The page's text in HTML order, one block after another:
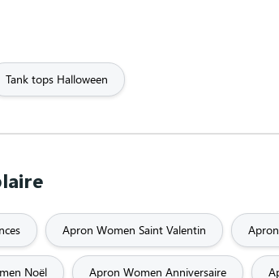
Tank tops Halloween
Apron Women Saint Valentin
Noël Apron Women Anniversaire